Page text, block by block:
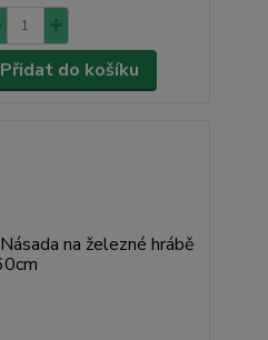
Přidat do košíku